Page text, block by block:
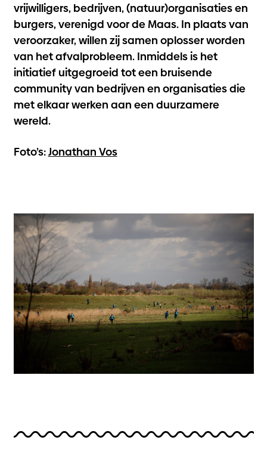
vrijwilligers, bedrijven, (natuur)organisaties en
burgers, verenigd voor de Maas. In plaats van
veroorzaker, willen zij samen oplosser worden
van het afvalprobleem. Inmiddels is het
initiatief uitgegroeid tot een bruisende
community van bedrijven en organisaties die
met elkaar werken aan een duurzamere
wereld.
Foto’s:Jonathan Vos